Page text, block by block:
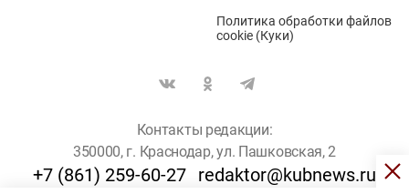
Политика обработки файлов
cookie (Куки)
Контакты редакции:
350000, г. Краснодар, ул. Пашковская, 2
+7 (861) 259-60-27 redaktor@kubnews.ru